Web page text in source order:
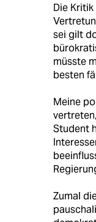
Die
sei gilt
müsste
besten
Meine
Student
Zumal